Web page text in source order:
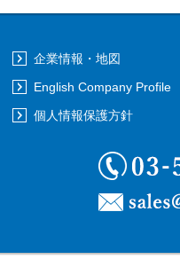
企業情報・地図
English Company Profile
個人情報保護方針